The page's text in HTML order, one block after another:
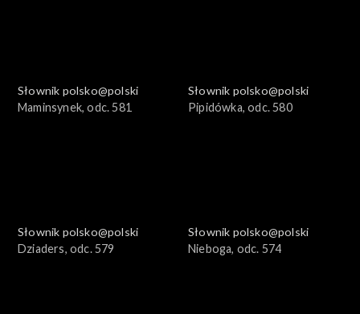
Słownik polsko@polski
Maminsynek, odc. 581
Słownik polsko@polski
Pipidówka, odc. 580
Słownik polsko@polski
Dziaders, odc. 579
Słownik polsko@polski
Nieboga, odc. 574